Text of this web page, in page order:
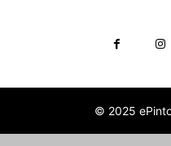
© 2025